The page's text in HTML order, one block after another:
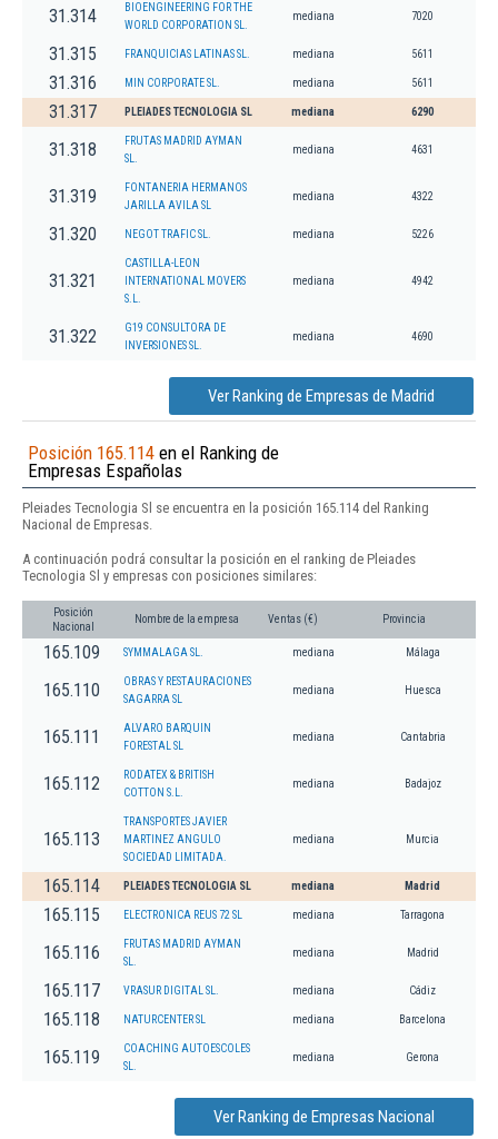
31.314
BIOENGINEERING FOR THE
WORLD CORPORATION SL.
mediana 7020
31.315 FRANQUICIAS LATINAS SL. mediana 5611
31.316 MIN CORPORATE SL. mediana 5611
31.317 PLEIADES TECNOLOGIA SL mediana 6290
31.318
FRUTAS MADRID AYMAN
SL.
mediana 4631
31.319
FONTANERIA HERMANOS
JARILLA AVILA SL
mediana 4322
31.320 NEGOT TRAFIC SL. mediana 5226
31.321
CASTILLA-LEON
INTERNATIONAL MOVERS
S.L.
mediana 4942
31.322
G19 CONSULTORA DE
INVERSIONES SL.
mediana 4690
Ver Ranking de Empresas de Madrid
Posición 165.114 en el Ranking de
Empresas Españolas
Pleiades Tecnologia Sl se encuentra en la posición 165.114 del Ranking
Nacional de Empresas.
A continuación podrá consultar la posición en el ranking de Pleiades
Tecnologia Sl y empresas con posiciones similares:
Posición
Nacional
Nombre de la empresa Ventas (€) Provincia
165.109 SYMMALAGA SL. mediana Málaga
165.110
OBRAS Y RESTAURACIONES
SAGARRA SL
mediana Huesca
165.111
ALVARO BARQUIN
FORESTAL SL
mediana Cantabria
165.112
RODATEX & BRITISH
COTTON S.L.
mediana Badajoz
165.113
TRANSPORTES JAVIER
MARTINEZ ANGULO
SOCIEDAD LIMITADA.
mediana Murcia
165.114 PLEIADES TECNOLOGIA SL mediana Madrid
165.115 ELECTRONICA REUS 72 SL mediana Tarragona
165.116
FRUTAS MADRID AYMAN
SL.
mediana Madrid
165.117 VRASUR DIGITAL SL. mediana Cádiz
165.118 NATURCENTER SL mediana Barcelona
165.119
COACHING AUTOESCOLES
SL.
mediana Gerona
Ver Ranking de Empresas Nacional